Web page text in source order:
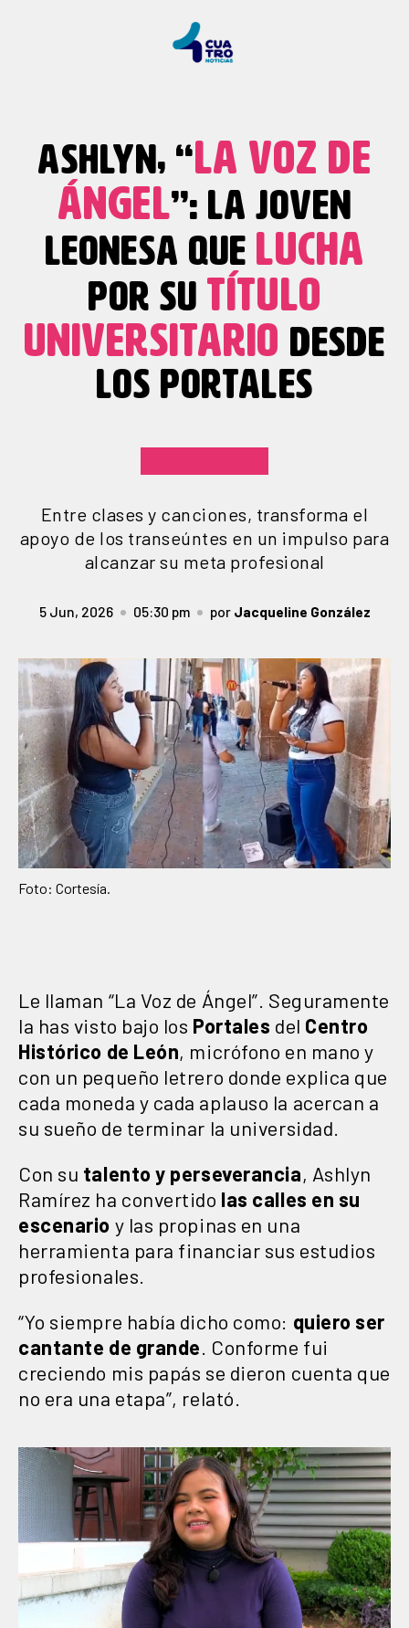
ASHLYN, “LA VOZ DE
ÁNGEL”: LA JOVEN
LEONESA QUE LUCHA
POR SU TÍTULO
UNIVERSITARIO DESDE
LOS PORTALES
Entre clases y canciones, transforma el
apoyo de los transeúntes en un impulso para
alcanzar su meta profesional
5 Jun, 2026 05:30 pm por Jacqueline González
Foto: Cortesía.
Le llaman “La Voz de Ángel”. Seguramente
la has visto bajo los Portales del Centro
Histórico de León, micrófono en mano y
con un pequeño letrero donde explica que
cada moneda y cada aplauso la acercan a
su sueño de terminar la universidad.
Con su talento y perseverancia, Ashlyn
Ramírez ha convertido las calles en su
escenario y las propinas en una
herramienta para financiar sus estudios
profesionales.
“Yo siempre había dicho como: quiero ser
cantante de grande . Conforme fui
creciendo mis papás se dieron cuenta que
no era una etapa”, relató.